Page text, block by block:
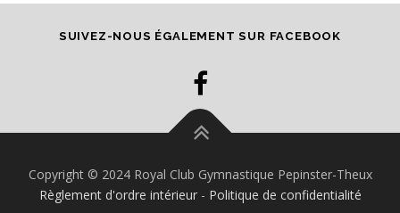
CONTACTEZ-NOUS
SUIVEZ-NOUS ÉGALEMENT SUR FACEBOOK
Copyright © 2024 Royal Club Gymnastique Pepinster-Theux
Règlement d'ordre intérieur - Politique de confidentialité